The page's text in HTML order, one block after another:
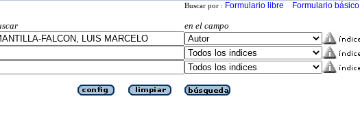
Buscar por : Formulario libre Formulario básico
en el campo